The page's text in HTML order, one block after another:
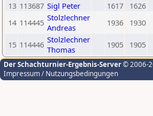
13 113687 Sigl Peter 1617 1626
14 114445 Stolzlechner
Andreas
1936 1930
15 114446 Stolzlechner
Thomas
1905 1905
Der Schachturnier-Ergebnis-Server© 2006-
Impressum / Nutzungsbedingungen